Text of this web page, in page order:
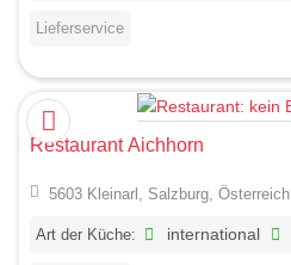
Lieferservice
Restaurant Aichhorn
5603 Kleinarl, Salzburg, Österreich
Art der Küche: international